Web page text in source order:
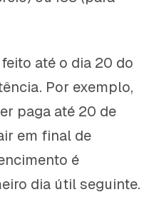
até o dia 20 do
Por exemplo,
paga até 20 de
em final de
é
dia útil seguinte.